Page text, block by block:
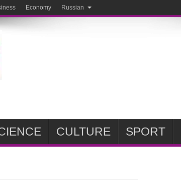
Economy Russian
CULTURE SPORT